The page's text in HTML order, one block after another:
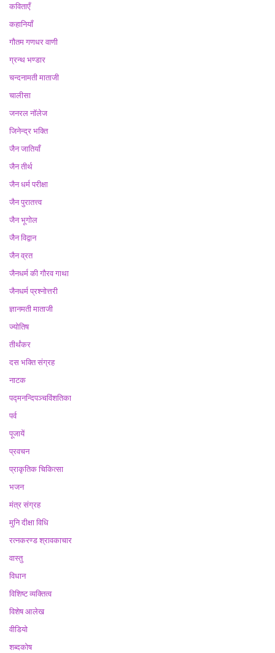
कविताएँ
कहानियाँ
गौतम गणधर वाणी
ग्रन्थ भण्डार
चन्दनामती माताजी
चालीसा
जनरल नॉलेज
जिनेन्द्र भक्ति
जैन जातियाँ
जैन तीर्थ
जैन धर्म परीक्षा
जैन पुरातत्त्व
जैन भूगोल
जैन विद्वान
जैन व्रत
जैनधर्म की गौरव गाथा
जैनधर्म प्रश्नोत्तरी
ज्ञानमती माताजी
ज्योतिष
तीर्थंकर
दस भक्ति संग्रह
नाटक
पद्मनन्दिपञ्चविंशतिका
पर्व
पूजायें
प्रवचन
प्राकृतिक चिकित्सा
भजन
मंत्र संग्रह
मुनि दीक्षा विधि
रत्नकरण्ड श्रावकाचार
वास्तु
विधान
विशिष्ट व्यक्तित्व
विशेष आलेख
वीडियो
शब्दकोष